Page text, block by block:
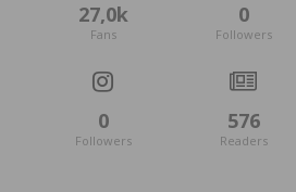
27,0k
Fans
0
Followers
0
Followers
576
Readers